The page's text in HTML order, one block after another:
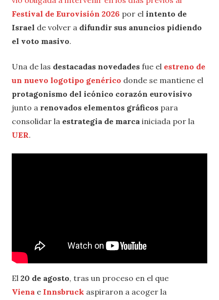
Festival de Eurovisión 2026 por el intento de
Israel de volver a difundir sus anuncios pidiendo
el voto masivo.
Una de las destacadas novedades fue el estreno de
un nuevo logotipo genérico donde se mantiene el
protagonismo del icónico corazón eurovisivo
junto a renovados elementos gráficos para
consolidar la estrategia de marca iniciada por la
UER.
El 20 de agosto, tras un proceso en el que
Viena e Innsbruck aspiraron a acoger la